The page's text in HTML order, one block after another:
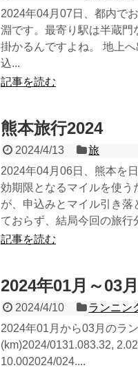
2024年04月07日、都内で
淵です。最寄り駅は半蔵
掛かるんですよね。 地上
込...
記事を読む
熊本旅行2024
2024/4/13
旅
2024年04月06日、熊本を
効期限となるマイルを使う
が、申込みとマイル引き
ておらず、結局今回の旅行
記事を読む
2024年01月～03
2024/4/10
ランニン
2024年01月から03月のラ
(km)2024/0131.083.32,
10.002024/024....